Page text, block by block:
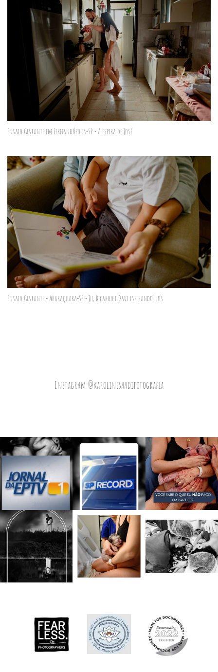
Ensaio Gestante em Fernandópolis-SP - A espera de José
Ensaio Gestante - Araraquara-SP - Ju, Ricardo e Davi esperando Luís
Instagram @karolinesaadifotografia